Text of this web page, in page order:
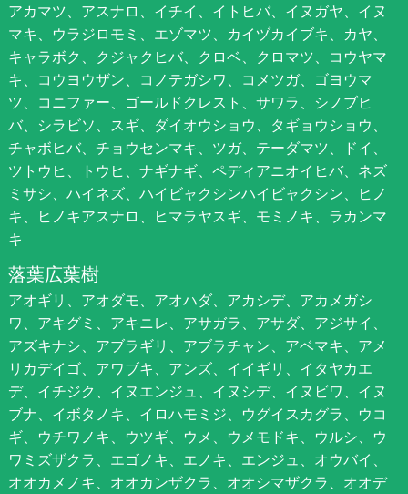
アカマツ、アスナロ、イチイ、イトヒバ、イヌガヤ、イヌ
マキ、ウラジロモミ、エゾマツ、カイヅカイブキ、カヤ、
キャラボク、クジャクヒバ、クロベ、クロマツ、コウヤマ
キ、コウヨウザン、コノテガシワ、コメツガ、ゴヨウマ
ツ、コニファー、ゴールドクレスト、サワラ、シノブヒ
バ、シラビソ、スギ、ダイオウショウ、タギョウショウ、
チャボヒバ、チョウセンマキ、ツガ、テーダマツ、ドイ、
ツトウヒ、トウヒ、ナギナギ、ペディアニオイヒバ、ネズ
ミサシ、ハイネズ、ハイビャクシンハイビャクシン、ヒノ
キ、ヒノキアスナロ、ヒマラヤスギ、モミノキ、ラカンマ
キ
落葉広葉樹
アオギリ、アオダモ、アオハダ、アカシデ、アカメガシ
ワ、アキグミ、アキニレ、アサガラ、アサダ、アジサイ、
アズキナシ、アブラギリ、アブラチャン、アベマキ、アメ
リカデイゴ、アワブキ、アンズ、イイギリ、イタヤカエ
デ、イチジク、イヌエンジュ、イヌシデ、イヌビワ、イヌ
ブナ、イボタノキ、イロハモミジ、ウグイスカグラ、ウコ
ギ、ウチワノキ、ウツギ、ウメ、ウメモドキ、ウルシ、ウ
ワミズザクラ、エゴノキ、エノキ、エンジュ、オウバイ、
オオカメノキ、オオカンザクラ、オオシマザクラ、オオデ